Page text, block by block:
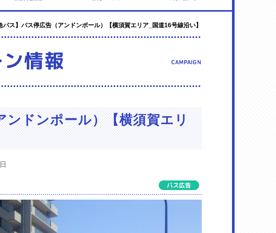
バス】バス停広告（アンドンポール）【横須賀エリア_国道16号線沿い】
ンドンポール）【横須賀エリ